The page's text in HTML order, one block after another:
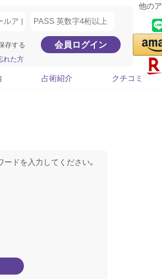
存する
れた方
他の
占術紹介 クチコミ
ドを入力してください｡